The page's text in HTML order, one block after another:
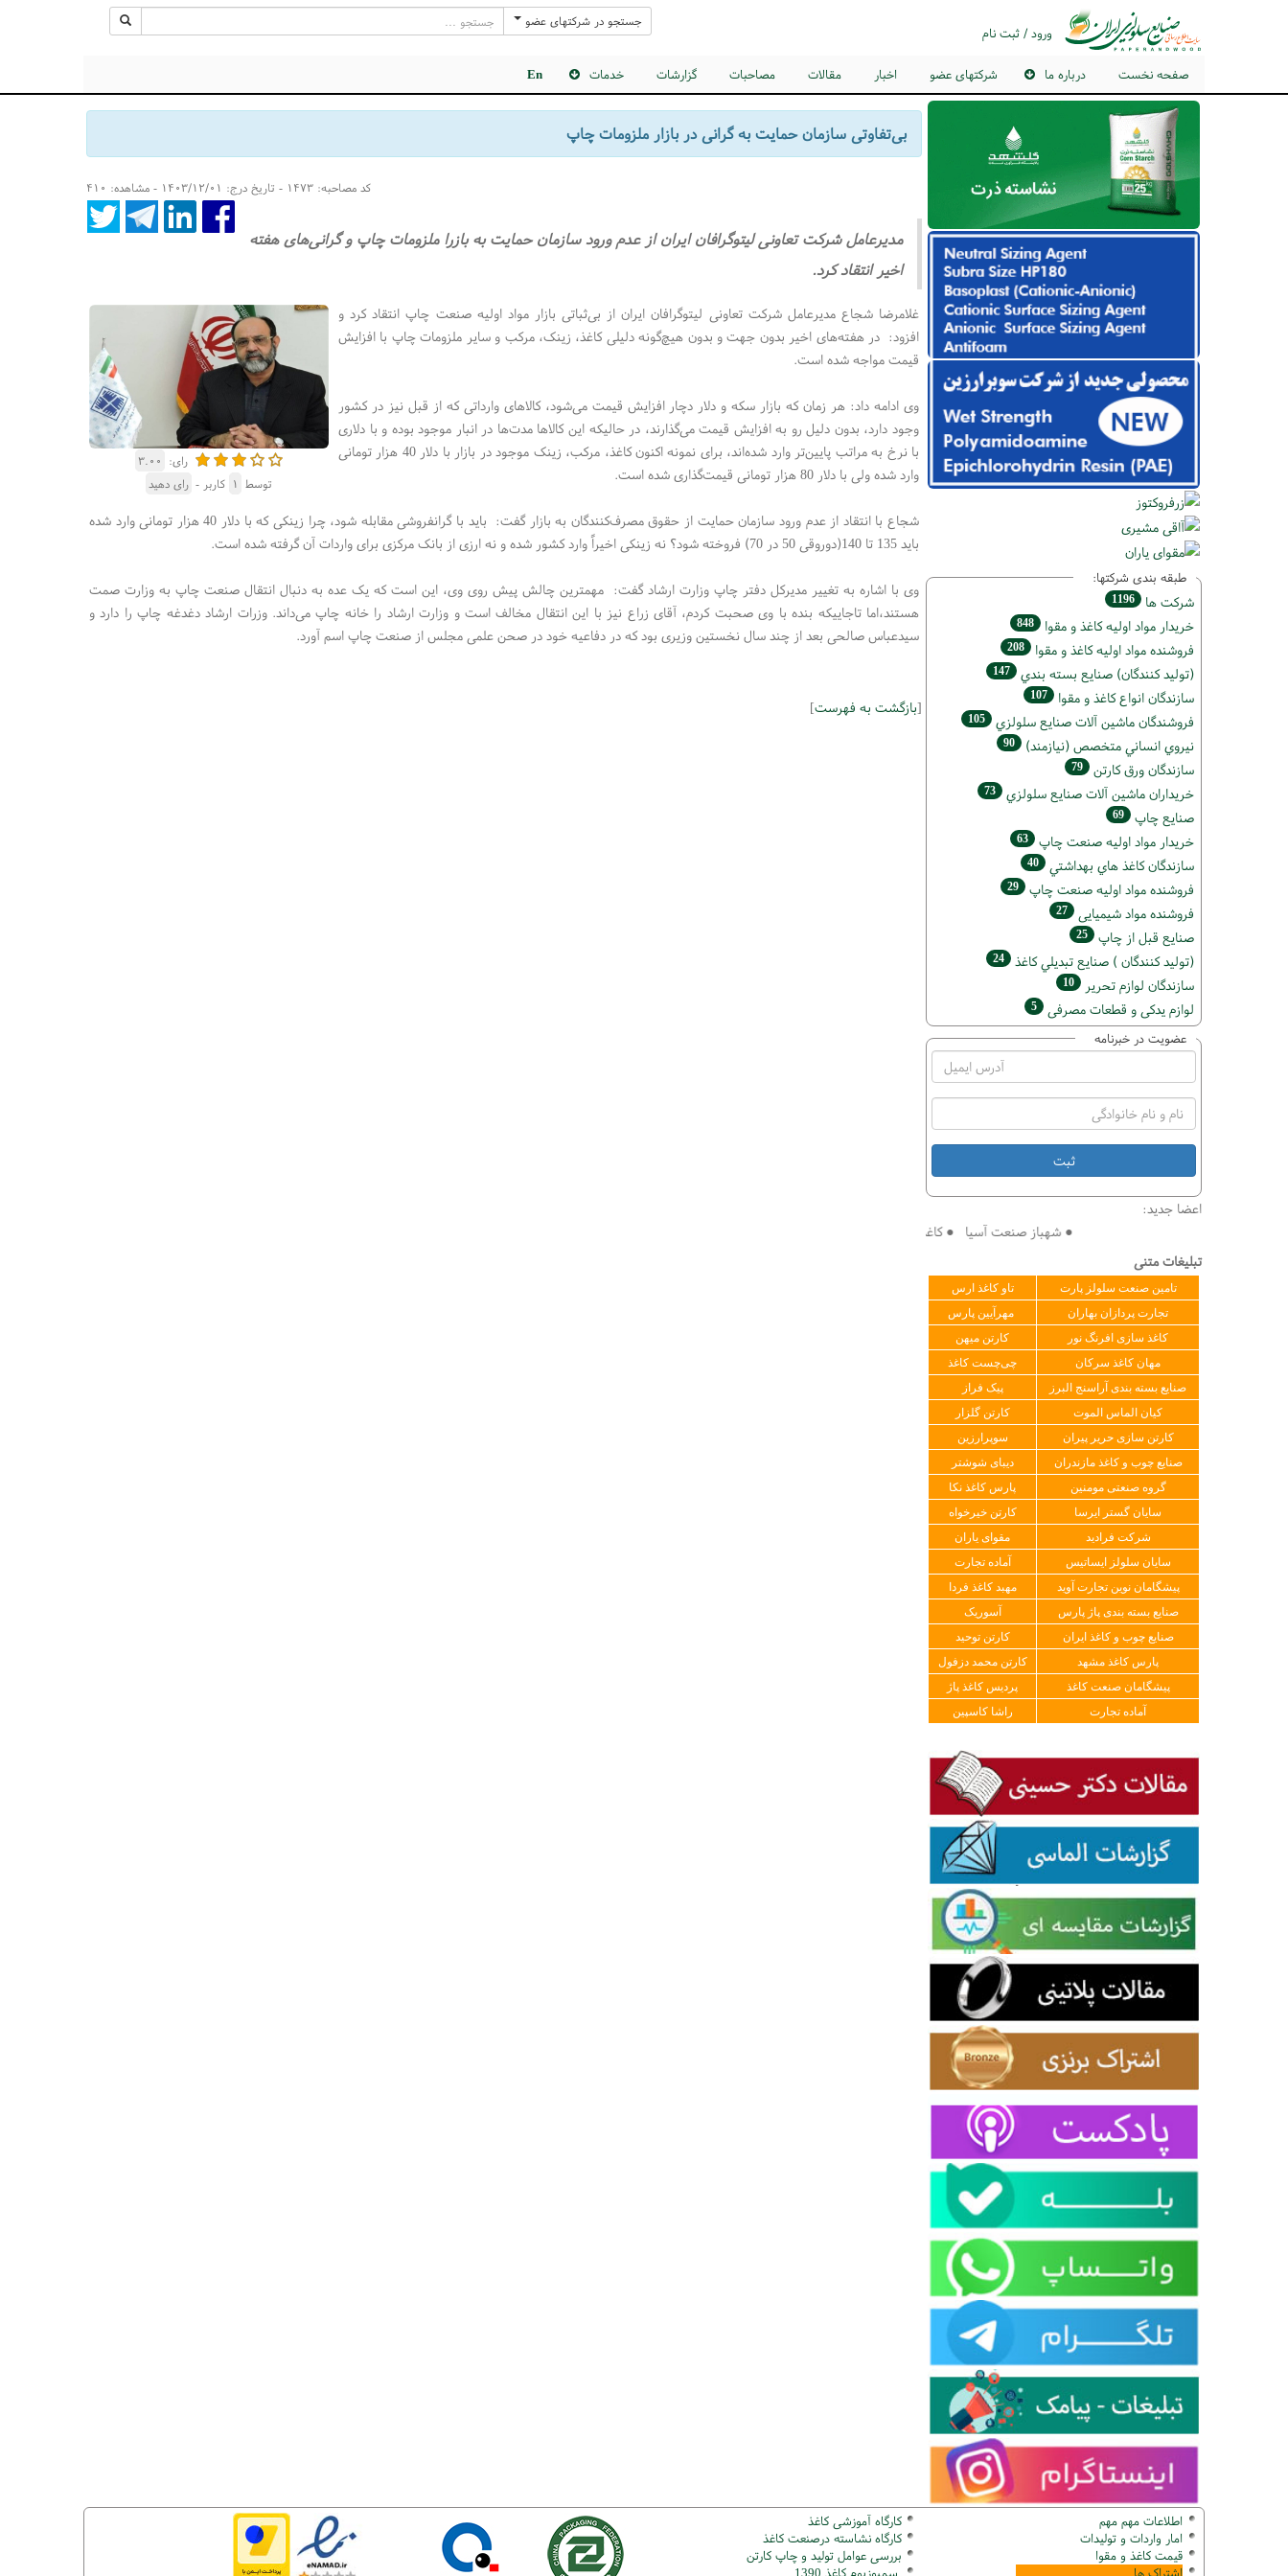
ورود / ثبت نام
جستجو در شرکتهای عضو
صفحه نخست درباره ما شرکتهای عضو اخبار مقالات مصاحبات گزارشات خدمات En
بی‌تفاوتی سازمان حمایت به گرانی در بازار ملزومات چاپ
کد مصاحبه: ۱۴۷۳ - تاریخ درج: ۱۴۰۳/۱۲/۰۱ - مشاهده: ۴۱۰
مدیرعامل شرکت تعاونی لیتوگرافان ایران از عدم ورود سازمان حمایت به بازرا ملزومات چاپ و گرانی‌های هفته
اخیر انتقاد کرد.
رای: ۳.۰۰
توسط ۱ کاربر - رای دهید
غلامرضا شجاع مدیرعامل شرکت تعاونی لیتوگرافان ایران از بی‌ثباتی بازار مواد اولیه صنعت چاپ انتقاد کرد و
افزود: در هفته‌های اخیر بدون جهت و بدون هیچ‌گونه دلیلی کاغذ‌، زینک، مرکب و سایر ملزومات چاپ با افزایش
قیمت مواجه شده است.
وی ادامه داد: هر زمان که بازار سکه و دلار دچار افزایش قیمت می‌شود،‌ کالاهای وارداتی که از قبل نیز در کشور
وجود دارد،‌ بدون دلیل رو به افزایش قیمت می‌گذارند،‌ در حالیکه این کالاها مدت‌ها در انبار موجود بوده و با دلاری
با نرخ به مراتب پایین‌تر وارد شده‌اند،‌ برای نمونه اکنون کاغذ‌، مرکب،‌ زینک موجود در بازار با دلار 40 هزار تومانی
وارد شده ولی با دلار 80 هزار تومانی قیمت‌گذاری شده است.
شجاع با انتقاد از عدم ورود سازمان حمایت از حقوق مصرف‌کنندگان به بازار گفت: باید با گرانفروشی مقابله شود،‌ چرا زینکی که با دلار 40 هزار تومانی وارد شده
باید 135 تا 140(دوروقی 50 در 70) فروخته شود؟ نه زینکی اخیراً وارد کشور شده و نه ارزی از بانک مرکزی برای واردات آن گرفته شده است.
وی با اشاره به تغییر مدیرکل دفتر چاپ وزارت ارشاد گفت: مهمترین چالش پیش روی وی‌، این است که یک عده به دنبال انتقال صنعت چاپ به وزارت صمت
هستند،‌اما تاجاییکه بنده با وی صحبت کردم،‌ آقای زراع نیز با این انتقال مخالف است و وزارت ارشاد را خانه چاپ می‌داند. وزرات ارشاد دغدغه چاپ را دارد و
سید‌عباس صالحی بعد از چند سال نخستین وزیری بود که در دفاعیه خود در صحن علمی مجلس از صنعت چاپ اسم آورد.
[بازگشت به فهرست]
طبقه بندی شرکتها:
شركت ها 1196
خريدار مواد اوليه كاغذ و مقوا 848
فروشنده مواد اوليه كاغذ و مقوا 208
(تولید كنندگان) صنايع بسته بندي 147
سازندگان انواع کاغذ و مقوا 107
فروشندگان ماشين آلات صنايع سلولزي 105
نيروي انساني متخصص (نیازمند) 90
سازندگان ورق كارتن 79
خریداران ماشين آلات صنايع سلولزي 73
صنايع چاپ 69
خريدار مواد اوليه صنعت چاپ 63
سازندگان كاغذ هاي بهداشتي 40
فروشنده مواد اوليه صنعت چاپ 29
فروشنده مواد شیمیایی 27
صنايع قبل از چاپ 25
(تولید كنندگان ) صنايع تبديلي كاغذ 24
سازندگان لوازم تحریر 10
لوازم یدکی و قطعات مصرفی 5
عضویت در خبرنامه
اعضا جدید:
● شهباز صنعت آسیا ● کاغذ سازی افق ● فنی مهندسی سپهر کویر فرداد ● کاغذ و مقوای فانتزی ترنج ● رسا
تبلیغات متنی
تامین صنعت سلولز پارت
تاو کاغذ ارس
تجارت پردازان بهاران
مهرآیین پارس
کاغذ سازی افرنگ نور
کارتن میهن
مهان کاغذ سرکان
چی‌چست کاغذ
صنایع بسته بندی آراسنج البرز
پیک فراز
کیان الماس الموت
کارتن گلزار
کارتن سازی حریر پیران
سوپرارزین
صنایع چوب و کاغذ مازندران
دیبای شوشتر
گروه صنعتی مومنین
پارس کاغذ نکا
سایان گستر ایرسا
کارتن خیرخواه
شرکت فرادید
مقوای یاران
سایان سلولز ایساتیس
آماده تجارت
پیشگامان نوین تجارت آوید
مهبد کاغذ فردا
صنایع بسته بندی پاژ پارس
آسوریک
صنایع چوب و کاغذ ایران
کارتن توحید
پارس کاغذ مشهد
کارتن محمد دزفول
پیشگامان صنعت کاغذ
پردیس کاغذ پاژ
آماده تجارت
راشا کاسپین
اطلاعات مهم مهم
امار واردات و تولیدات
قیمت کاغذ و مقوا
کارگاه آموزشی کاغذ
کارگاه نشاسته درصنعت کاغذ
بررسی عوامل تولید و چاپ کارتن